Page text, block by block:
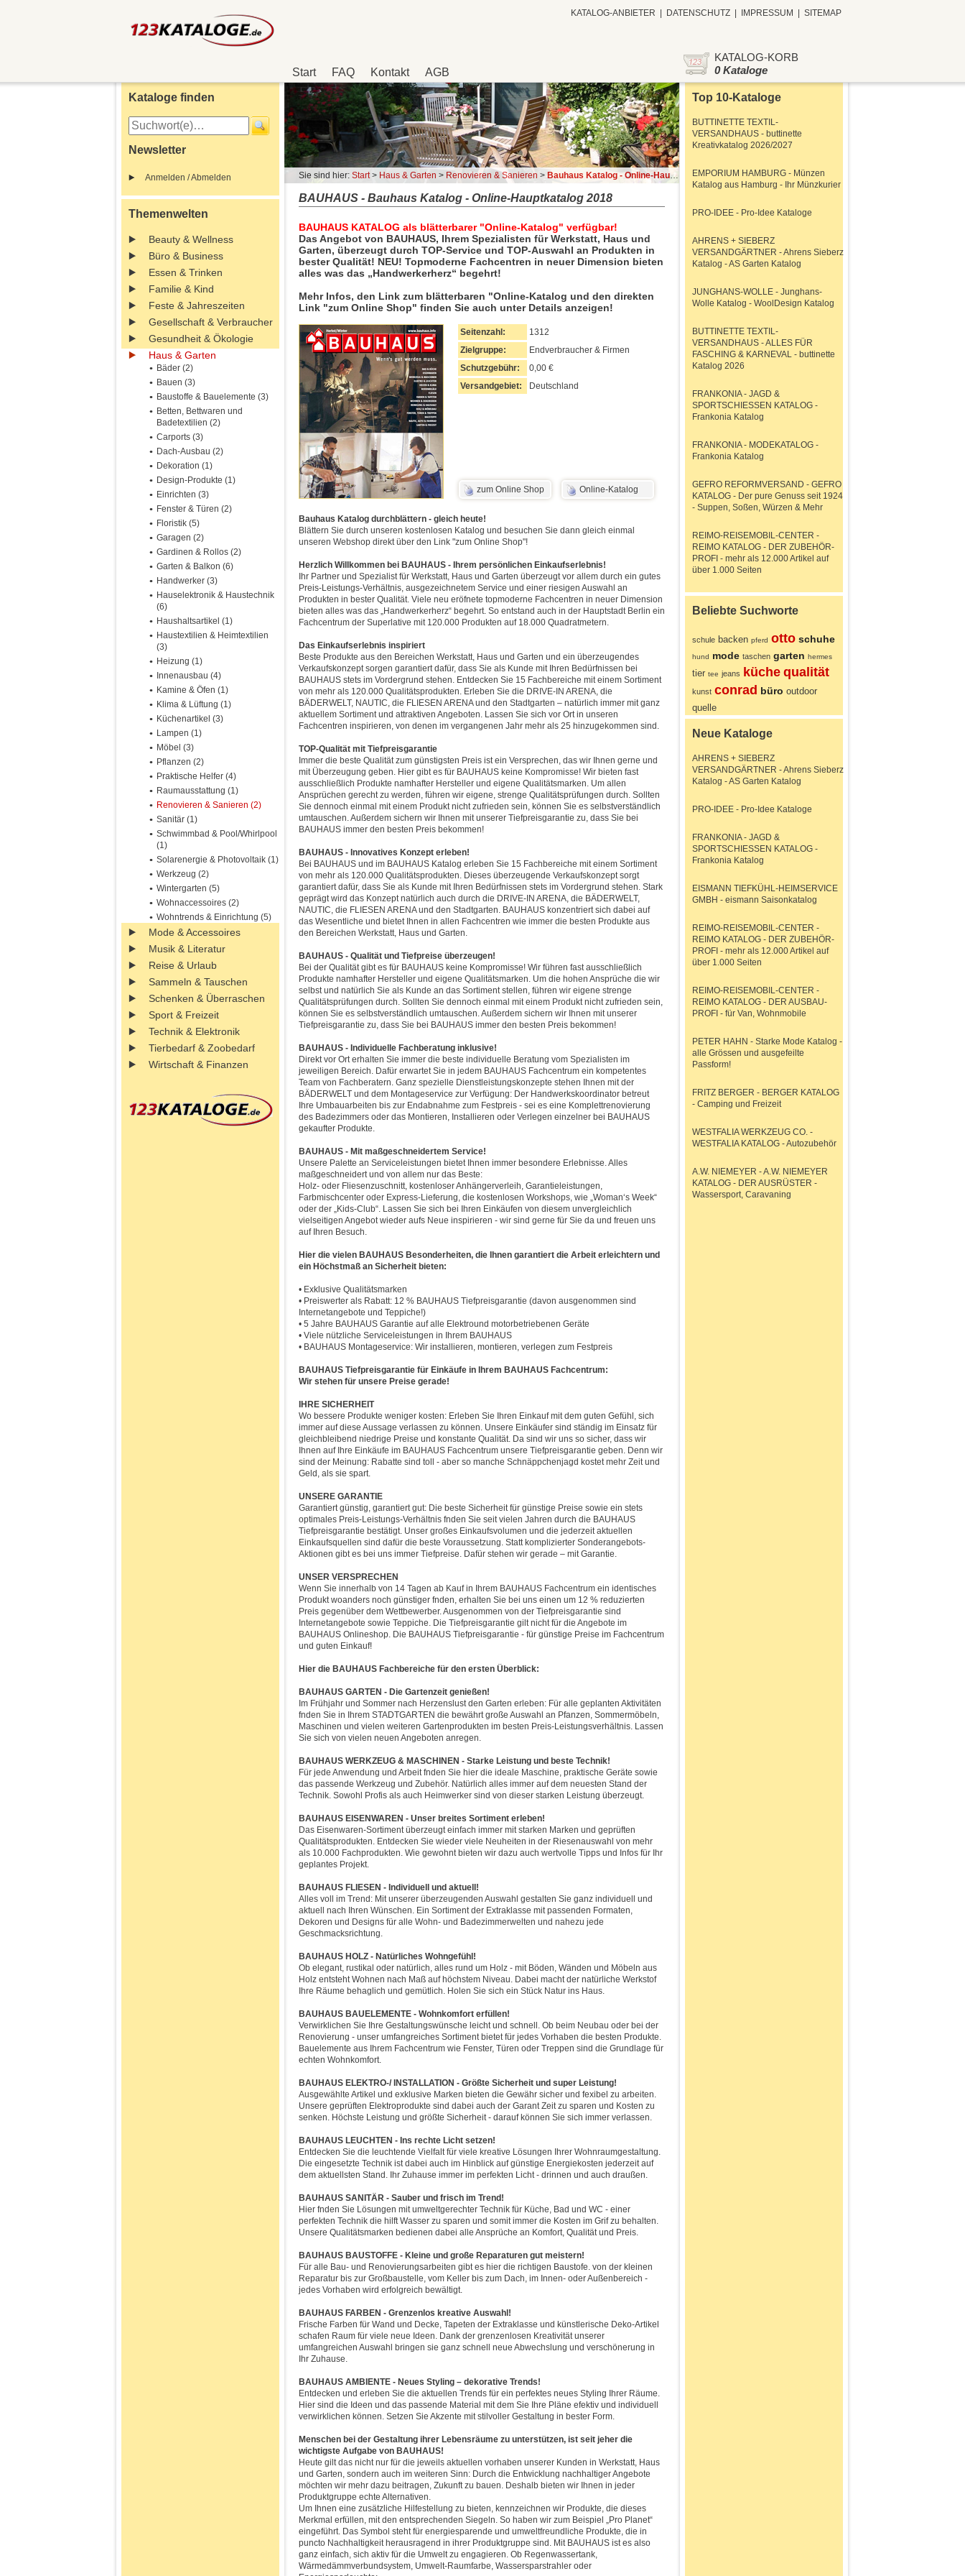
Start FAQ Kontakt AGB
KATALOG-ANBIETER DATENSCHUTZ IMPRESSUM SITEMAP
KATALOG-KORB
0 Kataloge
Kataloge finden
Newsletter
Anmelden / Abmelden
Themenwelten
Beauty & Wellness
Büro & Business
Essen & Trinken
Familie & Kind
Feste & Jahreszeiten
Gesellschaft & Verbraucher
Gesundheit & Ökologie
Haus & Garten
Bäder (2)
Bauen (3)
Baustoffe & Bauelemente (3)
Betten, Bettwaren und
Badetextilien (2)
Carports (3)
Dach-Ausbau (2)
Dekoration (1)
Design-Produkte (1)
Einrichten (3)
Fenster & Türen (2)
Floristik (5)
Garagen (2)
Gardinen & Rollos (2)
Garten & Balkon (6)
Handwerker (3)
Hauselektronik & Haustechnik
(6)
Haushaltsartikel (1)
Haustextilien & Heimtextilien
(3)
Heizung (1)
Innenausbau (4)
Kamine & Öfen (1)
Klima & Lüftung (1)
Küchenartikel (3)
Lampen (1)
Möbel (3)
Pflanzen (2)
Praktische Helfer (4)
Raumausstattung (1)
Renovieren & Sanieren (2)
Sanitär (1)
Schwimmbad & Pool/Whirlpool
(1)
Solarenergie & Photovoltaik (1)
Werkzeug (2)
Wintergarten (5)
Wohnaccessoires (2)
Wohntrends & Einrichtung (5)
Mode & Accessoires
Musik & Literatur
Reise & Urlaub
Sammeln & Tauschen
Schenken & Überraschen
Sport & Freizeit
Technik & Elektronik
Tierbedarf & Zoobedarf
Wirtschaft & Finanzen
Sie sind hier: Start> Haus & Garten > Renovieren & Sanieren > Bauhaus Katalog - Online-Hauptkatalog 2018
BAUHAUS - Bauhaus Katalog - Online-Hauptkatalog 2018
BAUHAUS KATALOG als blätterbarer "Online-Katalog" verfügbar!
Das Angebot von BAUHAUS, Ihrem Spezialisten für Werkstatt, Haus und
Garten, überzeugt durch TOP-Service und TOP-Auswahl an Produkten in
bester Qualität! NEU! Topmoderne Fachcentren in neuer Dimension bieten
alles was das „Handwerkerherz“ begehrt!
Mehr Infos, den Link zum blätterbaren "Online-Katalog und den direkten
Link "zum Online Shop" finden Sie auch unter Details anzeigen!
Seitenzahl:
1312
Zielgruppe:
Endverbraucher & Firmen
Schutzgebühr:
0,00 €
Versandgebiet:
Deutschland
zum Online Shop Online-Katalog
Bauhaus Katalog durchblättern - gleich heute!
Blättern Sie durch unseren kostenlosen Katalog und besuchen Sie dann gleich einmal
unseren Webshop direkt über den Link "zum Online Shop"!
Herzlich Willkommen bei BAUHAUS - Ihrem persönlichen Einkaufserlebnis!
Ihr Partner und Spezialist für Werkstatt, Haus und Garten überzeugt vor allem durch ein gutes
Preis-Leistungs-Verhältnis, ausgezeichnetem Service und einer riesigen Auswahl an
Produkten in bester Qualität. Viele neu eröfnete topmoderne Fachcentren in neuer Dimension
bieten alles was das „Handwerkerherz“ begehrt. So entstand auch in der Hauptstadt Berlin ein
Fachcentrum der Superlative mit 120.000 Produkten auf 18.000 Quadratmetern.
Das Einkaufserlebnis inspiriert
Beste Produkte aus den Bereichen Werkstatt, Haus und Garten und ein überzeugendes
Verkaufskonzept sorgen garantiert dafür, dass Sie als Kunde mit Ihren Bedürfnissen bei
BAUHAUS stets im Vordergrund stehen. Entdecken Sie 15 Fachbereiche mit einem Sortiment
von mehr als 120.000 Qualitätsprodukten. Erleben Sie die DRIVE-IN ARENA, die
BÄDERWELT, NAUTIC, die FLIESEN ARENA und den Stadtgarten – natürlich immer mit ganz
aktuellem Sortiment und attraktiven Angeboten. Lassen Sie sich vor Ort in unseren
Fachcentren inspirieren, von denen im vergangenen Jahr mehr als 25 hinzugekommen sind.
TOP-Qualität mit Tiefpreisgarantie
Immer die beste Qualität zum günstigsten Preis ist ein Versprechen, das wir Ihnen gerne und
mit Überzeugung geben. Hier gibt es für BAUHAUS keine Kompromisse! Wir bieten fast
ausschließlich Produkte namhafter Hersteller und eigene Qualitätsmarken. Um allen
Ansprüchen gerecht zu werden, führen wir eigene, strenge Qualitätsprüfungen durch. Sollten
Sie dennoch einmal mit einem Produkt nicht zufrieden sein, können Sie es selbstverständlich
umtauschen. Außerdem sichern wir Ihnen mit unserer Tiefpreisgarantie zu, dass Sie bei
BAUHAUS immer den besten Preis bekommen!
BAUHAUS - Innovatives Konzept erleben!
Bei BAUHAUS und im BAUHAUS Katalog erleben Sie 15 Fachbereiche mit einem Sortiment
von mehr als 120.000 Qualitätsprodukten. Dieses überzeugende Verkaufskonzept sorgt
garantiert dafür, dass Sie als Kunde mit Ihren Bedürfnissen stets im Vordergrund stehen. Stark
geprägt wird das Konzept natürlich auch durch die DRIVE-IN ARENA, die BÄDERWELT,
NAUTIC, die FLIESEN ARENA und den Stadtgarten. BAUHAUS konzentriert sich dabei auf
das Wesentliche und bietet Ihnen in allen Fachcentren wie immer die besten Produkte aus
den Bereichen Werkstatt, Haus und Garten.
BAUHAUS - Qualität und Tiefpreise überzeugen!
Bei der Qualität gibt es für BAUHAUS keine Kompromisse! Wir führen fast ausschließlich
Produkte namhafter Hersteller und eigene Qualitätsmarken. Um die hohen Ansprüche die wir
selbst und natürlich Sie als Kunde an das Sortiment stellen, führen wir eigene strenge
Qualitätsprüfungen durch. Sollten Sie dennoch einmal mit einem Produkt nicht zufrieden sein,
können Sie es selbstverständlich umtauschen. Außerdem sichern wir Ihnen mit unserer
Tiefpreisgarantie zu, dass Sie bei BAUHAUS immer den besten Preis bekommen!
BAUHAUS - Individuelle Fachberatung inklusive!
Direkt vor Ort erhalten Sie immer die beste individuelle Beratung vom Spezialisten im
jeweiligen Bereich. Dafür erwartet Sie in jedem BAUHAUS Fachcentrum ein kompetentes
Team von Fachberatern. Ganz spezielle Dienstleistungskonzepte stehen Ihnen mit der
BÄDERWELT und dem Montageservice zur Verfügung: Der Handwerkskoordinator betreut
Ihre Umbauarbeiten bis zur Endabnahme zum Festpreis - sei es eine Komplettrenovierung
des Badezimmers oder das Montieren, Installieren oder Verlegen einzelner bei BAUHAUS
gekaufter Produkte.
BAUHAUS - Mit maßgeschneidertem Service!
Unsere Palette an Serviceleistungen bietet Ihnen immer besondere Erlebnisse. Alles
maßgeschneidert und von allem nur das Beste:
Holz- oder Fliesenzuschnitt, kostenloser Anhängerverleih, Garantieleistungen,
Farbmischcenter oder Express-Lieferung, die kostenlosen Workshops, wie „Woman‘s Week“
oder der „Kids-Club“. Lassen Sie sich bei Ihren Einkäufen von diesem unvergleichlich
vielseitigen Angebot wieder aufs Neue inspirieren - wir sind gerne für Sie da und freuen uns
auf Ihren Besuch.
Hier die vielen BAUHAUS Besonderheiten, die Ihnen garantiert die Arbeit erleichtern und
ein Höchstmaß an Sicherheit bieten:
• Exklusive Qualitätsmarken
• Preiswerter als Rabatt: 12 % BAUHAUS Tiefpreisgarantie (davon ausgenommen sind
Internetangebote und Teppiche!)
• 5 Jahre BAUHAUS Garantie auf alle Elektround motorbetriebenen Geräte
• Viele nützliche Serviceleistungen in Ihrem BAUHAUS
• BAUHAUS Montageservice: Wir installieren, montieren, verlegen zum Festpreis
BAUHAUS Tiefpreisgarantie für Einkäufe in Ihrem BAUHAUS Fachcentrum:
Wir stehen für unsere Preise gerade!
IHRE SICHERHEIT
Wo bessere Produkte weniger kosten: Erleben Sie Ihren Einkauf mit dem guten Gefühl, sich
immer auf diese Aussage verlassen zu können. Unsere Einkäufer sind ständig im Einsatz für
gleichbleibend niedrige Preise und konstante Qualität. Da sind wir uns so sicher, dass wir
Ihnen auf Ihre Einkäufe im BAUHAUS Fachcentrum unsere Tiefpreisgarantie geben. Denn wir
sind der Meinung: Rabatte sind toll - aber so manche Schnäppchenjagd kostet mehr Zeit und
Geld, als sie spart.
UNSERE GARANTIE
Garantiert günstig, garantiert gut: Die beste Sicherheit für günstige Preise sowie ein stets
optimales Preis-Leistungs-Verhältnis fnden Sie seit vielen Jahren durch die BAUHAUS
Tiefpreisgarantie bestätigt. Unser großes Einkaufsvolumen und die jederzeit aktuellen
Einkaufsquellen sind dafür die beste Voraussetzung. Statt komplizierter Sonderangebots-
Aktionen gibt es bei uns immer Tiefpreise. Dafür stehen wir gerade – mit Garantie.
UNSER VERSPRECHEN
Wenn Sie innerhalb von 14 Tagen ab Kauf in Ihrem BAUHAUS Fachcentrum ein identisches
Produkt woanders noch günstiger fnden, erhalten Sie bei uns einen um 12 % reduzierten
Preis gegenüber dem Wettbewerber. Ausgenommen von der Tiefpreisgarantie sind
Internetangebote sowie Teppiche. Die Tiefpreisgarantie gilt nicht für die Angebote im
BAUHAUS Onlineshop. Die BAUHAUS Tiefpreisgarantie - für günstige Preise im Fachcentrum
und guten Einkauf!
Hier die BAUHAUS Fachbereiche für den ersten Überblick:
BAUHAUS GARTEN - Die Gartenzeit genießen!
Im Frühjahr und Sommer nach Herzenslust den Garten erleben: Für alle geplanten Aktivitäten
fnden Sie in Ihrem STADTGARTEN die bewährt große Auswahl an Pfanzen, Sommermöbeln,
Maschinen und vielen weiteren Gartenprodukten im besten Preis-Leistungsverhältnis. Lassen
Sie sich von vielen neuen Angeboten anregen.
BAUHAUS WERKZEUG & MASCHINEN - Starke Leistung und beste Technik!
Für jede Anwendung und Arbeit fnden Sie hier die ideale Maschine, praktische Geräte sowie
das passende Werkzeug und Zubehör. Natürlich alles immer auf dem neuesten Stand der
Technik. Sowohl Profis als auch Heimwerker sind von dieser starken Leistung überzeugt.
BAUHAUS EISENWAREN - Unser breites Sortiment erleben!
Das Eisenwaren-Sortiment überzeugt einfach immer mit starken Marken und geprüften
Qualitätsprodukten. Entdecken Sie wieder viele Neuheiten in der Riesenauswahl von mehr
als 10.000 Fachprodukten. Wie gewohnt bieten wir dazu auch wertvolle Tipps und Infos für Ihr
geplantes Projekt.
BAUHAUS FLIESEN - Individuell und aktuell!
Alles voll im Trend: Mit unserer überzeugenden Auswahl gestalten Sie ganz individuell und
aktuell nach Ihren Wünschen. Ein Sortiment der Extraklasse mit passenden Formaten,
Dekoren und Designs für alle Wohn- und Badezimmerwelten und nahezu jede
Geschmacksrichtung.
BAUHAUS HOLZ - Natürliches Wohngefühl!
Ob elegant, rustikal oder natürlich, alles rund um Holz - mit Böden, Wänden und Möbeln aus
Holz entsteht Wohnen nach Maß auf höchstem Niveau. Dabei macht der natürliche Werkstof
Ihre Räume behaglich und gemütlich. Holen Sie sich ein Stück Natur ins Haus.
BAUHAUS BAUELEMENTE - Wohnkomfort erfüllen!
Verwirklichen Sie Ihre Gestaltungswünsche leicht und schnell. Ob beim Neubau oder bei der
Renovierung - unser umfangreiches Sortiment bietet für jedes Vorhaben die besten Produkte.
Bauelemente aus Ihrem Fachcentrum wie Fenster, Türen oder Treppen sind die Grundlage für
echten Wohnkomfort.
BAUHAUS ELEKTRO-/ INSTALLATION - Größte Sicherheit und super Leistung!
Ausgewählte Artikel und exklusive Marken bieten die Gewähr sicher und fexibel zu arbeiten.
Unsere geprüften Elektroprodukte sind dabei auch der Garant Zeit zu sparen und Kosten zu
senken. Höchste Leistung und größte Sicherheit - darauf können Sie sich immer verlassen.
BAUHAUS LEUCHTEN - Ins rechte Licht setzen!
Entdecken Sie die leuchtende Vielfalt für viele kreative Lösungen Ihrer Wohnraumgestaltung.
Die eingesetzte Technik ist dabei auch im Hinblick auf günstige Energiekosten jederzeit auf
dem aktuellsten Stand. Ihr Zuhause immer im perfekten Licht - drinnen und auch draußen.
BAUHAUS SANITÄR - Sauber und frisch im Trend!
Hier fnden Sie Lösungen mit umweltgerechter Technik für Küche, Bad und WC - einer
perfekten Technik die hilft Wasser zu sparen und somit immer die Kosten im Grif zu behalten.
Unsere Qualitätsmarken bedienen dabei alle Ansprüche an Komfort, Qualität und Preis.
BAUHAUS BAUSTOFFE - Kleine und große Reparaturen gut meistern!
Für alle Bau- und Renovierungsarbeiten gibt es hier die richtigen Baustofe. von der kleinen
Reparatur bis zur Großbaustelle, vom Keller bis zum Dach, im Innen- oder Außenbereich -
jedes Vorhaben wird erfolgreich bewältigt.
BAUHAUS FARBEN - Grenzenlos kreative Auswahl!
Frische Farben für Wand und Decke, Tapeten der Extraklasse und künstlerische Deko-Artikel
schafen Raum für viele neue Ideen. Dank der grenzenlosen Kreativität unserer
umfangreichen Auswahl bringen sie ganz schnell neue Abwechslung und verschönerung in
Ihr Zuhause.
BAUHAUS AMBIENTE - Neues Styling – dekorative Trends!
Entdecken und erleben Sie die aktuellen Trends für ein perfektes neues Styling Ihrer Räume.
Hier sind die Ideen und das passende Material mit dem Sie Ihre Pläne efektiv und individuell
verwirklichen können. Setzen Sie Akzente mit stilvoller Gestaltung in bester Form.
Menschen bei der Gestaltung ihrer Lebensräume zu unterstützen, ist seit jeher die
wichtigste Aufgabe von BAUHAUS!
Heute gilt das nicht nur für die jeweils aktuellen vorhaben unserer Kunden in Werkstatt, Haus
und Garten, sondern auch im weiteren Sinn: Durch die Entwicklung nachhaltiger Angebote
möchten wir mehr dazu beitragen, Zukunft zu bauen. Deshalb bieten wir Ihnen in jeder
Produktgruppe echte Alternativen.
Um Ihnen eine zusätzliche Hilfestellung zu bieten, kennzeichnen wir Produkte, die dieses
Merkmal erfüllen, mit den entsprechenden Siegeln. So haben wir zum Beispiel „Pro Planet“
eingeführt. Das Symbol steht für energiesparende und umweltfreundliche Produkte, die in
puncto Nachhaltigkeit herausragend in ihrer Produktgruppe sind. Mit BAUHAUS ist es also
ganz einfach, sich aktiv für die Umwelt zu engagieren. Ob Regenwassertank,
Wärmedämmverbundsystem, Umwelt-Raumfarbe, Wassersparstrahler oder
Top 10-Kataloge
BUTTINETTE TEXTIL-
VERSANDHAUS - buttinette
Kreativkatalog 2026/2027
EMPORIUM HAMBURG - Münzen
Katalog aus Hamburg - Ihr Münzkurier
PRO-IDEE - Pro-Idee Kataloge
AHRENS + SIEBERZ
VERSANDGÄRTNER - Ahrens Sieberz
Katalog - AS Garten Katalog
JUNGHANS-WOLLE - Junghans-
Wolle Katalog - WoolDesign Katalog
BUTTINETTE TEXTIL-
VERSANDHAUS - ALLES FÜR
FASCHING & KARNEVAL - buttinette
Katalog 2026
FRANKONIA - JAGD &
SPORTSCHIESSEN KATALOG -
Frankonia Katalog
FRANKONIA - MODEKATALOG -
Frankonia Katalog
GEFRO REFORMVERSAND - GEFRO
KATALOG - Der pure Genuss seit 1924
- Suppen, Soßen, Würzen & Mehr
REIMO-REISEMOBIL-CENTER -
REIMO KATALOG - DER ZUBEHÖR-
PROFI - mehr als 12.000 Artikel auf
über 1.000 Seiten
Beliebte Suchworte
schule backen pferd otto schuhe
hund mode taschen garten hermes
tier tee jeans küche qualität
kunst conrad büro outdoor
quelle
Neue Kataloge
AHRENS + SIEBERZ
VERSANDGÄRTNER - Ahrens Sieberz
Katalog - AS Garten Katalog
PRO-IDEE - Pro-Idee Kataloge
FRANKONIA - JAGD &
SPORTSCHIESSEN KATALOG -
Frankonia Katalog
EISMANN TIEFKÜHL-HEIMSERVICE
GMBH - eismann Saisonkatalog
REIMO-REISEMOBIL-CENTER -
REIMO KATALOG - DER ZUBEHÖR-
PROFI - mehr als 12.000 Artikel auf
über 1.000 Seiten
REIMO-REISEMOBIL-CENTER -
REIMO KATALOG - DER AUSBAU-
PROFI - für Van, Wohnmobile
PETER HAHN - Starke Mode Katalog -
alle Grössen und ausgefeilte
Passform!
FRITZ BERGER - BERGER KATALOG
- Camping und Freizeit
WESTFALIA WERKZEUG CO. -
WESTFALIA KATALOG - Autozubehör
A.W. NIEMEYER - A.W. NIEMEYER
KATALOG - DER AUSRÜSTER -
Wassersport, Caravaning